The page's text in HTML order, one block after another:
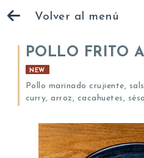
Volver al menú
POLLO FRITO
NEW
Pollo marinado crujiente,
curry, arroz, cacahuetes,